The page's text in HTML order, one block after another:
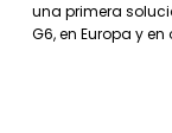
una primera
G6, en Europa y